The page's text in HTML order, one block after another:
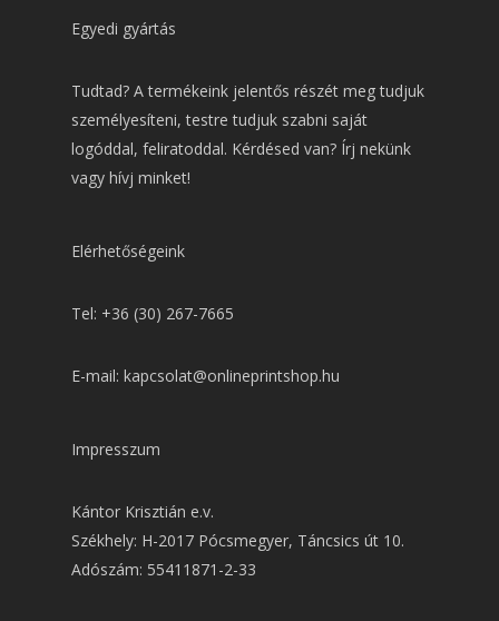
Egyedi gyártás
Tudtad? A termékeink jelentős részét meg tudjuk
személyesíteni, testre tudjuk szabni saját
logóddal, feliratoddal. Kérdésed van? Írj nekünk
vagy hívj minket!
Elérhetőségeink
Tel: +36 (30) 267-7665
E-mail: kapcsolat@onlineprintshop.hu
Impresszum
Kántor Krisztián e.v.
Székhely: H-2017 Pócsmegyer, Táncsics út 10.
Adószám: 55411871-2-33